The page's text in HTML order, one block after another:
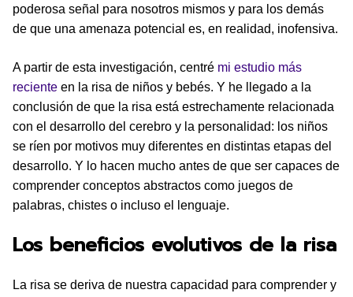
poderosa señal para nosotros mismos y para los demás
de que una amenaza potencial es, en realidad, inofensiva.
A partir de esta investigación, centré mi estudio más
reciente en la risa de niños y bebés. Y he llegado a la
conclusión de que la risa está estrechamente relacionada
con el desarrollo del cerebro y la personalidad: los niños
se ríen por motivos muy diferentes en distintas etapas del
desarrollo. Y lo hacen mucho antes de que ser capaces de
comprender conceptos abstractos como juegos de
palabras, chistes o incluso el lenguaje.
Los beneficios evolutivos de la risa
La risa se deriva de nuestra capacidad para comprender y